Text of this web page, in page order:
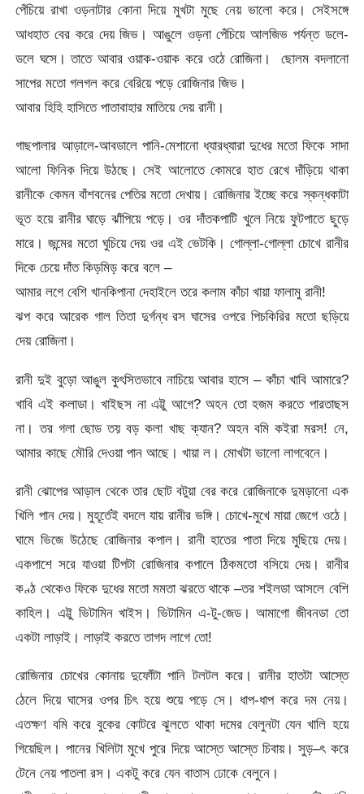
পেঁচিয়ে রাখা ওড়নাটার কোনা দিয়ে মুখটা মুছে নেয় ভালো করে। সেইসঙ্গে
আধহাত বের করে দেয় জিভ। আঙুলে ওড়না পেঁচিয়ে আলজিভ পর্যন্ত ডলে-
ডলে ঘসে। তাতে আবার ওয়াক-ওয়াক করে ওঠে রোজিনা। ছোলম বদলানো
সাপের মতো গলগল করে বেরিয়ে পড়ে রোজিনার জিভ।
আবার হিহি হাসিতে পাতাবাহার মাতিয়ে দেয় রানী।
গাছপালার আড়ালে-আবডালে পানি-মেশানো ধ্যারধ্যারা দুধের মতো ফিকে সাদা
আলো ফিনিক দিয়ে উঠছে। সেই আলোতে কোমরে হাত রেখে দাঁড়িয়ে থাকা
রানীকে কেমন বাঁশবনের পেতির মতো দেখায়। রোজিনার ইচ্ছে করে স্কন্ধকাটা
ভূত হয়ে রানীর ঘাড়ে ঝাঁপিয়ে পড়ে। ওর দাঁতকপাটি খুলে নিয়ে ফুটপাতে ছুড়ে
মারে। জন্মের মতো ঘুচিয়ে দেয় ওর এই ভেটকি। গোল্লা-গোল্লা চোখে রানীর
দিকে চেয়ে দাঁত কিড়মিড় করে বলে –
আমার লগে বেশি খানকিপানা দেহাইলে তরে কলাম কাঁচা খায়া ফালামু রানী!
ঝপ করে আরেক গাল তিতা দুর্গন্ধ রস ঘাসের ওপরে পিচকিরির মতো ছড়িয়ে
দেয় রোজিনা।
রানী দুই বুড়ো আঙুল কুৎসিতভাবে নাচিয়ে আবার হাসে – কাঁচা খাবি আমারে?
খাবি এই কলাডা। খাইছস না এট্টু আগে? অহন তো হজম করতে পারতাছস
না। তর গলা ছোড তয় বড় কলা খাছ ক্যান? অহন বমি কইরা মরস! নে,
আমার কাছে মৌরি দেওয়া পান আছে। খায়া ল। মোখটা ভালো লাগবেনে।
রানী ঝোপের আড়াল থেকে তার ছোট বটুয়া বের করে রোজিনাকে দুমড়ানো এক
খিলি পান দেয়। মুহূর্তেই বদলে যায় রানীর ভঙ্গি। চোখে-মুখে মায়া জেগে ওঠে।
ঘামে ভিজে উঠেছে রোজিনার কপাল। রানী হাতের পাতা দিয়ে মুছিয়ে দেয়।
একপাশে সরে যাওয়া টিপটা রোজিনার কপালে ঠিকমতো বসিয়ে দেয়। রানীর
কণ্ঠ থেকেও ফিকে দুধের মতো মমতা ঝরতে থাকে –তর শইলডা আসলে বেশি
কাহিল। এট্টু ভিটামিন খাইস। ভিটামিন এ-টু-জেড। আমাগো জীবনডা তো
একটা লাড়াই। লাড়াই করতে তাগদ লাগে তো!
রোজিনার চোখের কোনায় দুফোঁটা পানি টলটল করে। রানীর হাতটা আস্তে
ঠেলে দিয়ে ঘাসের ওপর চিৎ হয়ে শুয়ে পড়ে সে। ধাপ-ধাপ করে দম নেয়।
এতক্ষণ বমি করে বুকের কোটরে ঝুলতে থাকা দমের বেলুনটা যেন খালি হয়ে
গিয়েছিল। পানের খিলিটা মুখে পুরে দিয়ে আস্তে আস্তে চিবায়। সুড়–ৎ করে
টেনে নেয় পাতলা রস। একটু করে যেন বাতাস ঢোকে বেলুনে।